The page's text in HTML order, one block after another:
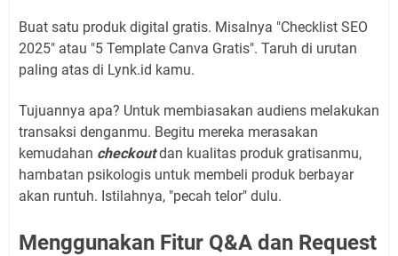
Buat satu produk digital gratis. Misalnya "Checklist SEO
2025" atau "5 Template Canva Gratis". Taruh di urutan
paling atas di Lynk.id kamu.
Tujuannya apa? Untuk membiasakan audiens melakukan
transaksi denganmu. Begitu mereka merasakan
kemudahan checkoutdan kualitas produk gratisanmu,
hambatan psikologis untuk membeli produk berbayar
akan runtuh. Istilahnya, "pecah telor" dulu.
Menggunakan Fitur Q&A dan Request